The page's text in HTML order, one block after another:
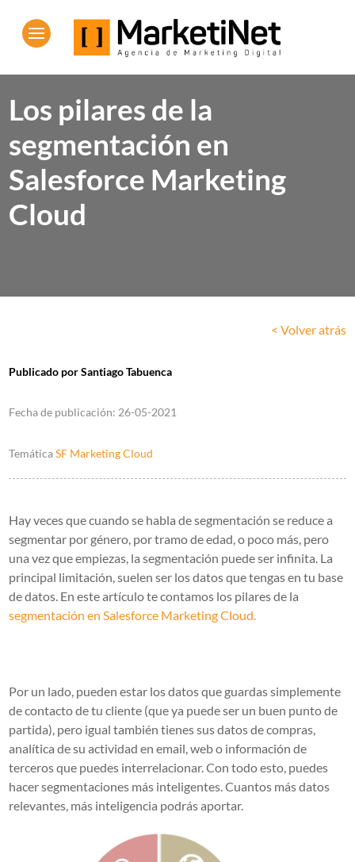
Los pilares de la
segmentación en
Salesforce Marketing
Cloud
< Volver atrás
Publicado porSantiago Tabuenca
Fecha de publicación:26-05-2021
TemáticaSF Marketing Cloud
Hay veces que cuando se habla de segmentación se reduce a
segmentar por género, por tramo de edad, o poco más, pero
una vez que empiezas, la segmentación puede ser infinita. La
principal limitación, suelen ser los datos que tengas en tu base
de datos. En este artículo te contamos los pilares de la
segmentación en Salesforce Marketing Cloud.
Por un lado, pueden estar los datos que guardas simplemente
de contacto de tu cliente (que ya puede ser un buen punto de
partida), pero igual también tienes sus datos de compras,
analítica de su actividad en email, web o información de
terceros que puedes interrelacionar. Con todo esto, puedes
hacer segmentaciones más inteligentes. Cuantos más datos
relevantes, más inteligencia podrás aportar.